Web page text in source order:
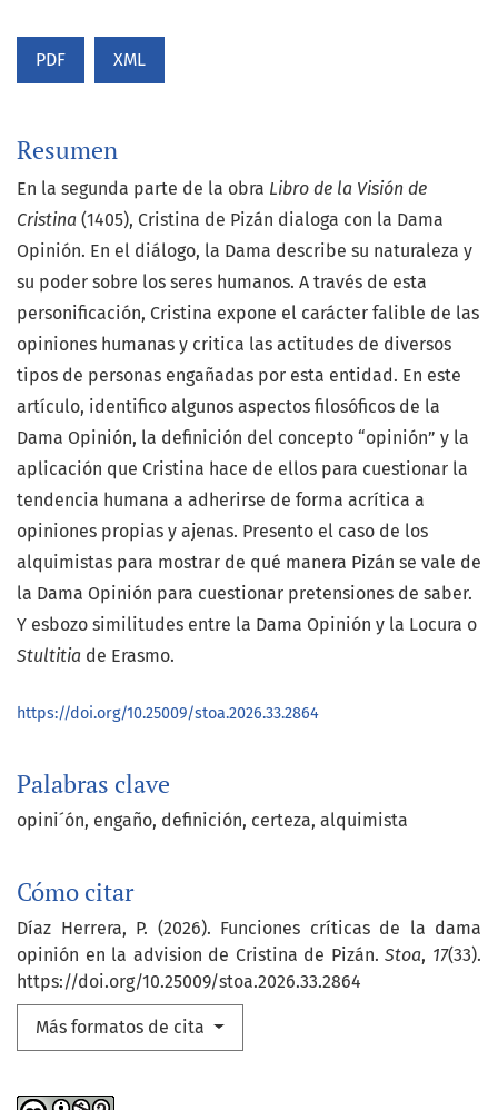
PDF XML
Palabras clave
opini´ón engaño definición certeza alquimista
Cómo citar
Díaz Herrera, P. (2026). Funciones críticas de la dama
opinión en la advision de Cristina de Pizán.Stoa, 17(33).
https://doi.org/10.25009/stoa.2026.33.2864
Más formatos de cita
Resumen
En la segunda parte de la obra Libro de la Visión de
Cristina (1405), Cristina de Pizán dialoga con la Dama
Opinión. En el diálogo, la Dama describe su naturaleza y
su poder sobre los seres humanos. A través de esta
personificación, Cristina expone el carácter falible de las
opiniones humanas y critica las actitudes de diversos
tipos de personas engañadas por esta entidad. En este
artículo, identifico algunos aspectos filosóficos de la
Dama Opinión, la definición del concepto “opinión” y la
aplicación que Cristina hace de ellos para cuestionar la
tendencia humana a adherirse de forma acrítica a
opiniones propias y ajenas. Presento el caso de los
alquimistas para mostrar de qué manera Pizán se vale de
la Dama Opinión para cuestionar pretensiones de saber.
Y esbozo similitudes entre la Dama Opinión y la Locura o
Stultitia de Erasmo.
https://doi.org/10.25009/stoa.2026.33.2864